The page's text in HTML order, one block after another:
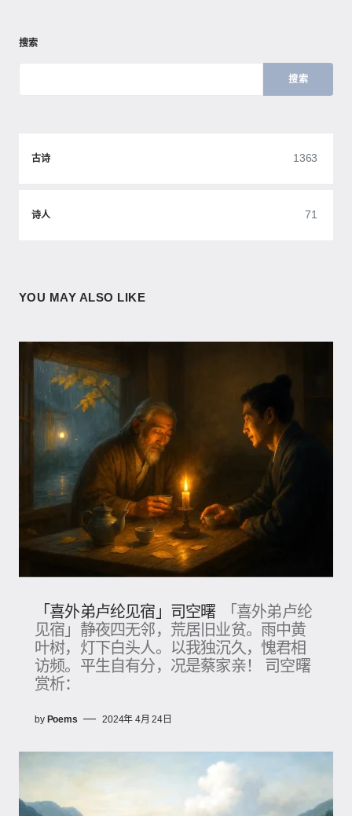
搜索
搜索
古诗 1363
诗人 71
YOU MAY ALSO LIKE
「喜外弟卢纶见宿」司空曙
「喜外弟卢纶
见宿」静夜四无邻，荒居旧业贫。雨中黄
叶树，灯下白头人。以我独沉久，愧君相
访频。平生自有分，况是蔡家亲！ 司空曙
赏析：
by Poems 2024年 4月 24日